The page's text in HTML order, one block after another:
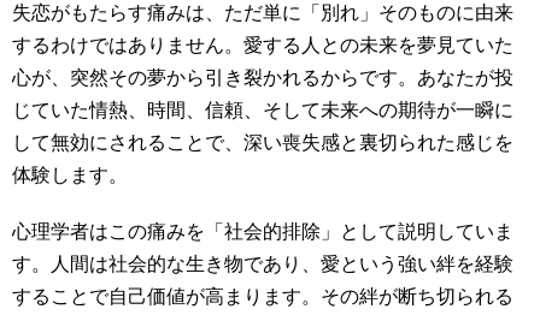
失恋がもたらす痛みは、ただ単に「別れ」そのものに由来
するわけではありません。愛する人との未来を夢見ていた
心が、突然その夢から引き裂かれるからです。あなたが投
じていた情熱、時間、信頼、そして未来への期待が一瞬に
して無効にされることで、深い喪失感と裏切られた感じを
体験します。
心理学者はこの痛みを「社会的排除」として説明していま
す。人間は社会的な生き物であり、愛という強い絆を経験
することで自己価値が高まります。その絆が断ち切られる